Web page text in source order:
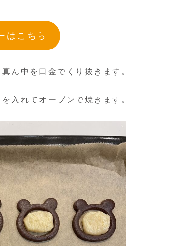
はこちら
ん中を口金でくり抜きます。
入れてオーブンで焼きます。